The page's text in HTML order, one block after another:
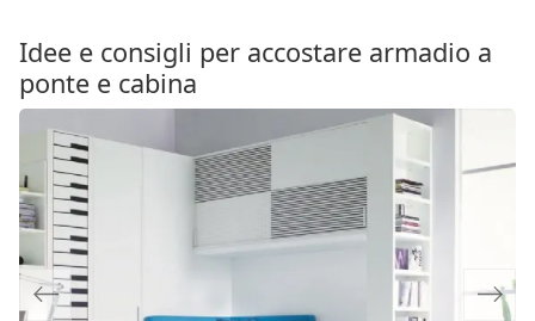
Idee e consigli per accostare armadio a
ponte e cabina
Previous Next